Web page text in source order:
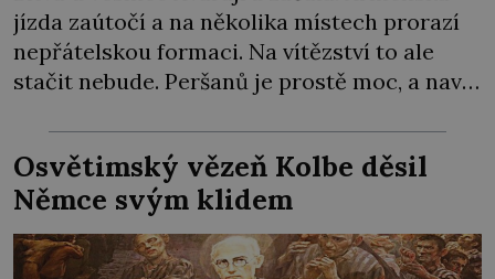
jízda zaútočí a na několika místech prorazí
nepřátelskou formaci. Na vítězství to ale
stačit nebude. Peršanů je prostě moc, a navíc
obávané válečné slony! Arménie jako první
země na světě přijala křesťanství za státní
náboženství. Stalo se tak roku 301 během
vlády arménského krále […]
Osvětimský vězeň Kolbe děsil
Němce svým klidem